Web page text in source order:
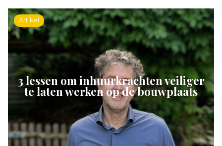
Artikel
3 lessen om inhuurkrachten veiliger
te laten werken op de bouwplaats